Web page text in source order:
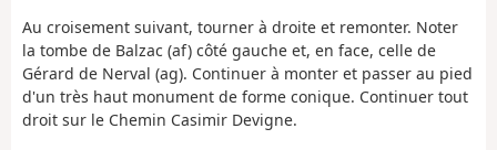
Au croisement suivant, tourner à droite et remonter. Noter
la tombe de Balzac (af) côté gauche et, en face, celle de
Gérard de Nerval (ag). Continuer à monter et passer au pied
d'un très haut monument de forme conique. Continuer tout
droit sur le Chemin Casimir Devigne.